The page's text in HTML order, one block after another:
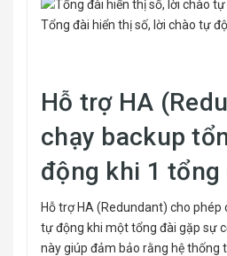
Tổng đài hiển thị số, lời chào tự
Hỗ trợ HA
chạy backup
động khi 1 tổng
Hỗ trợ HA (Redundant) cho phép
tự động khi một tổng đài gặp sự
này giúp đảm bảo rằng hệ thống